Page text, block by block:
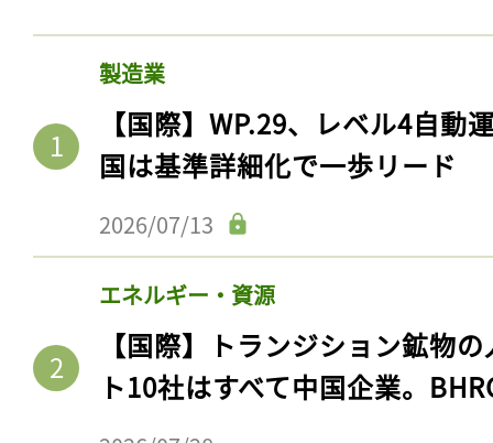
製造業
【国際】WP.29、レベル4自動
国は基準詳細化で一歩リード
2026/07/13
エネルギー・資源
【国際】トランジション鉱物
ト10社はすべて中国企業。